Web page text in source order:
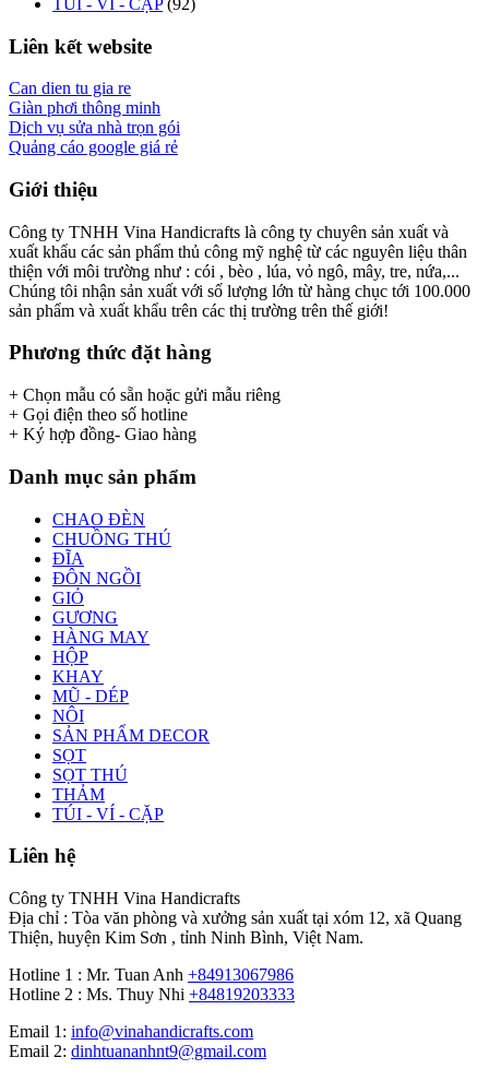
Liên kết website
Can dien tu gia re
Giàn phơi thông minh
Dịch vụ sửa nhà trọn gói
Quảng cáo google giá rẻ
Giới thiệu
Công ty TNHH Vina Handicrafts là công ty chuyên sản xuất và
xuất khẩu các sản phẩm thủ công mỹ nghệ từ các nguyên liệu thân
thiện với môi trường như : cói , bèo , lúa, vỏ ngô, mây, tre, nứa,...
Chúng tôi nhận sản xuất với số lượng lớn từ hàng chục tới 100.000
sản phẩm và xuất khẩu trên các thị trường trên thế giới!
Phương thức đặt hàng
+ Chọn mẫu có sẵn hoặc gửi mẫu riêng
+ Gọi điện theo số hotline
+ Ký hợp đồng- Giao hàng
Danh mục sản phẩm
CHAO ĐÈN
CHUỒNG THÚ
ĐĨA
ĐÔN NGỒI
GIỎ
GƯƠNG
HÀNG MAY
HỘP
KHAY
MŨ - DÉP
NÔI
SẢN PHẨM DECOR
SỌT
SỌT THÚ
THẢM
TÚI - VÍ - CẶP
Liên hệ
Công ty TNHH Vina Handicrafts
Địa chỉ : Tòa văn phòng và xưởng sản xuất tại xóm 12, xã Quang
Thiện, huyện Kim Sơn , tỉnh Ninh Bình, Việt Nam.
Hotline 1 : Mr. Tuan Anh +84913067986
Hotline 2 : Ms. Thuy Nhi +84819203333
Email 1: info@vinahandicrafts.com
Email 2: dinhtuananhnt9@gmail.com